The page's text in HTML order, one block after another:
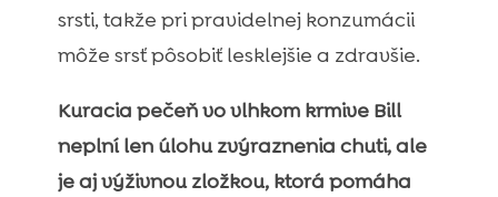
srsti, takže pri pravidelnej konzumácii
môže srsť pôsobiť lesklejšie a zdravšie.
Kuracia pečeň vo vlhkom krmive Bill
neplní len úlohu zvýraznenia chuti, ale
je aj výživnou zložkou, ktorá pomáha